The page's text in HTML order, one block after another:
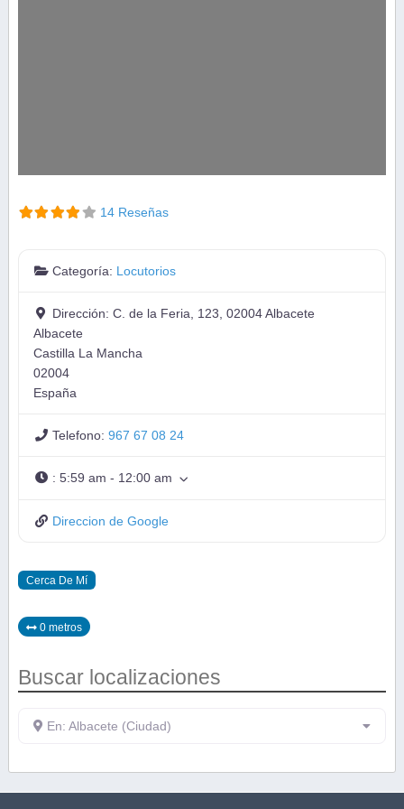
14 Reseñas
Categoría: Locutorios
Dirección:C. de la Feria, 123, 02004 Albacete
Albacete
Castilla La Mancha
02004
España
Telefono:967 67 08 24
:5:59 am - 12:00 am
Direccion de Google
Cerca De Mí
0 metros
Buscar localizaciones
En: Albacete (Ciudad)